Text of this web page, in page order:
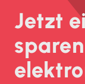
Jetzt